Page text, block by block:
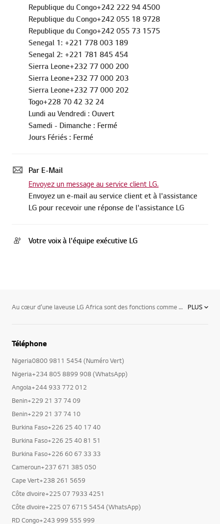
Republique du Congo+242 222 94 4500
Republique du Congo+242 055 18 9728
Republique du Congo+242 055 73 1575
Senegal 1: +221 778 003 189
Senegal 2: +221 781 845 454
Sierra Leone+232 77 000 200
Sierra Leone+232 77 000 203
Sierra Leone+232 77 000 202
Togo+228 70 42 32 24
Lundi au Vendredi : Ouvert
Samedi - Dimanche : Fermé
Jours Fériés : Fermé
Par E-Mail
Envoyez un message au service client LG.
Envoyez un e-mail au service client et à l'assistance
LG pour recevoir une réponse de l'assistance LG
Votre voix à l'équipe exécutive LG
PLUS
Téléphone
Nigeria0800 9811 5454 (Numéro Vert)
Nigeria+234 805 8899 908 (WhatsApp)
Angola+244 933 772 012
Benin+229 21 37 74 09
Benin+229 21 37 74 10
Burkina Faso+226 25 40 17 40
Burkina Faso+226 25 40 81 51
Burkina Faso+226 60 67 33 33
Cameroun+237 671 385 050
Cape Vert+238 261 5659
Côte dIvoire+225 07 7933 4251
Côte dIvoire+225 07 6715 5454 (WhatsApp)
RD Congo+243 999 555 999